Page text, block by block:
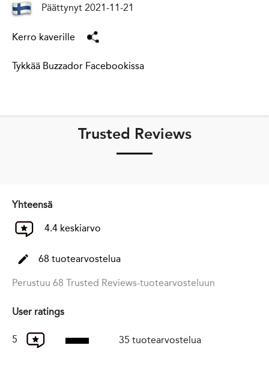
Päättynyt 2021-11-21
Kerro kaverille
Tykkää Buzzador Facebookissa
Trusted Reviews
Yhteensä
4.4 keskiarvo
68 tuotearvostelua
Perustuu 68 Trusted Reviews-tuotearvosteluun
User ratings
5 35 tuotearvostelua